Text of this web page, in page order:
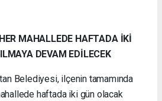
MAHALLEDE HAFTADA İKİ
DEVAM EDİLECEK
Belediyesi, ilçenin tamamında
haftada iki gün olacak